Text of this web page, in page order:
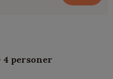
personer